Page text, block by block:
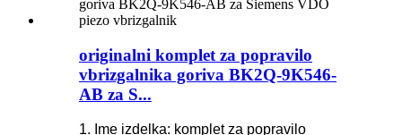
originalni komplet za popravilo
vbrizgalnika goriva BK2Q-9K546-
AB za S...
1. Ime izdelka: komplet za popravilo